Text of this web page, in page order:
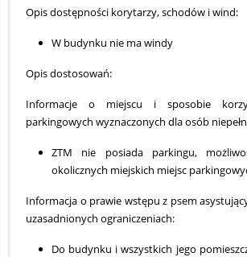
Opis dostępności korytarzy, schodów i wind:
W budynku nie ma windy
Opis dostosowań:
Informacje o miejscu i sposobie
parkingowych wyznaczonych dla osób
ZTM nie posiada parkingu,
okolicznych miejskich miejsc
Informacja o prawie wstępu z psem
uzasadnionych ograniczeniach:
Do budynku i wszystkich jego